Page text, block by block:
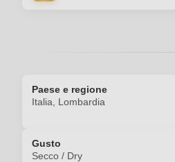
Paese e regione
Italia, Lombardia
Gusto
Secco / Dry